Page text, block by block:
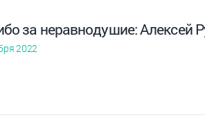
за неравнодушие: Алексей
2022